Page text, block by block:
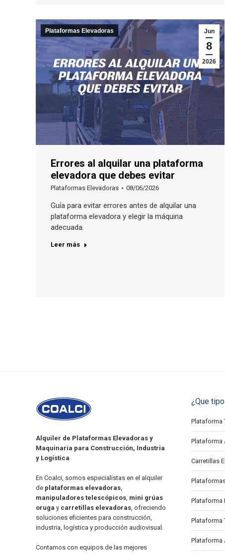
Jun
8
2026
Plataformas Elevadoras
Errores al alquilar una plataforma
elevadora que debes evitar
Plataformas Elevadoras 08/06/2026
Guía para evitar errores antes de alquilar una
plataforma elevadora y elegir la máquina
adecuada.
Leer más
Alquiler de Plataformas Elevadoras y
Maquinaria para Construcción, Industria
y Logística
En Coalci, somos especialistas en el alquiler
de plataformas elevadoras,
manipuladores telescópicos, mini grúas
oruga y carretillas elevadoras, ofreciendo
soluciones eficientes para construcción,
industria, logística y producción audiovisual.
Contamos con equipos de las mejores
¿Que
Plataforma
Plataforma
Carretillas
Plataforma
Plataforma
Plataforma